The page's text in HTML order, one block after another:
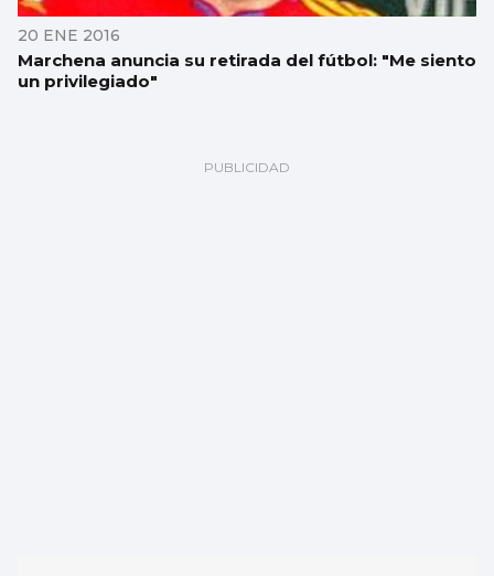
20 ENE 2016
Marchena anuncia su retirada del fútbol: "Me siento
un privilegiado"